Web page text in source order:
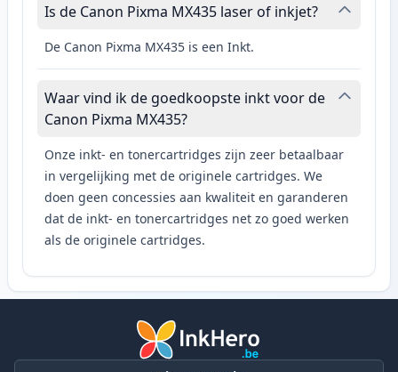
Is de Canon Pixma MX435 laser of inkjet?
De Canon Pixma MX435 is een Inkt.
Waar vind ik de goedkoopste inkt voor de
Canon Pixma MX435?
Onze inkt- en tonercartridges zijn zeer betaalbaar
in vergelijking met de originele cartridges. We
doen geen concessies aan kwaliteit en garanderen
dat de inkt- en tonercartridges net zo goed werken
als de originele cartridges.